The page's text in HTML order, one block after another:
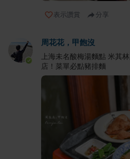
表示讚賞 分享
周花花，甲飽沒
上海未名酸梅湯麵點 米其
店！菜單必點豬排麵